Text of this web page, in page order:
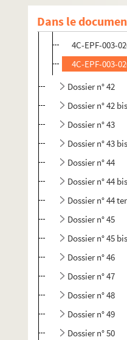
Dans le
4C-EPF-003-
4C-EPF-003-
4C-EPF-003-
4C-EPF-003-
Dossier n° 42
Dossier n° 42 bis
Dossier n° 43
Dossier n° 43 bis
Dossier n° 44
Dossier n° 44 bis
Dossier n° 44 ter
Dossier n° 45
Dossier n° 45 bis
Dossier n° 46
Dossier n° 47
Dossier n° 48
Dossier n° 49
Dossier n° 50